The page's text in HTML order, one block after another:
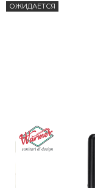
ОЖИДАЕТСЯ